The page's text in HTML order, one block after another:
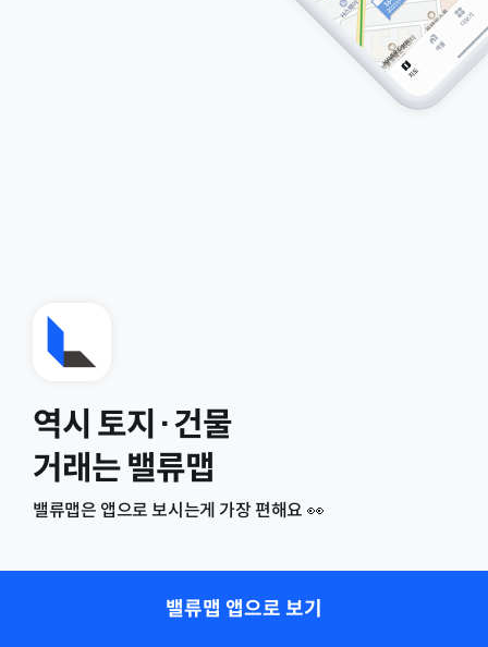
역시 토지·건물
거래는 밸류맵
밸류맵은 앱으로 보시는게 가장 편해요 👀
밸류맵 앱으로 보기